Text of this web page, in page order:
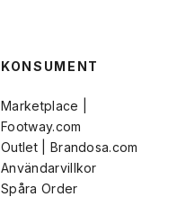
KONSUMENT
Marketplace |
Footway.com
Outlet | Brandosa.com
Användarvillkor
Spåra Order